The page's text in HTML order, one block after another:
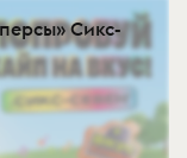
Сикс-